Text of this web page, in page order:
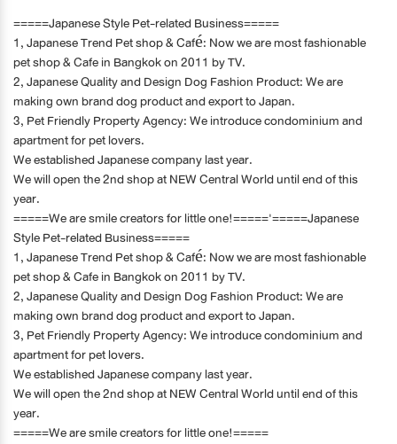
=====Japanese Style Pet-related Business=====
1, Japanese Trend Pet shop & Café: Now we are most fashionable
pet shop & Cafe in Bangkok on 2011 by TV.
2, Japanese Quality and Design Dog Fashion Product: We are
making own brand dog product and export to Japan.
3, Pet Friendly Property Agency: We introduce condominium and
apartment for pet lovers.
We established Japanese company last year.
We will open the 2nd shop at NEW Central World until end of this
year.
=====We are smile creators for little one!====='=====Japanese
Style Pet-related Business=====
1, Japanese Trend Pet shop & Café: Now we are most fashionable
pet shop & Cafe in Bangkok on 2011 by TV.
2, Japanese Quality and Design Dog Fashion Product: We are
making own brand dog product and export to Japan.
3, Pet Friendly Property Agency: We introduce condominium and
apartment for pet lovers.
We established Japanese company last year.
We will open the 2nd shop at NEW Central World until end of this
year.
=====We are smile creators for little one!=====